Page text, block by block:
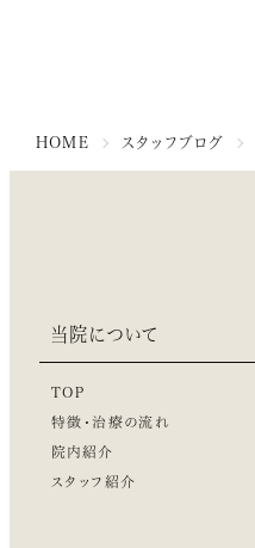
HOME スタッフブログ
当院について
TOP
特徴・治療の流れ
院内紹介
スタッフ紹介